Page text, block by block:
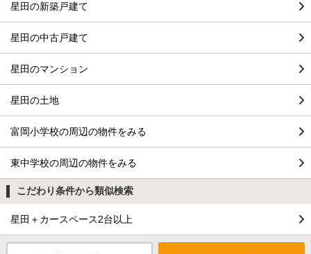
星田の新築戸建て
星田の中古戸建て
星田のマンション
星田の土地
富岡小学校の周辺の物件をみる
東中学校の周辺の物件をみる
こだわり条件から類似検索
星田＋カースペース2台以上